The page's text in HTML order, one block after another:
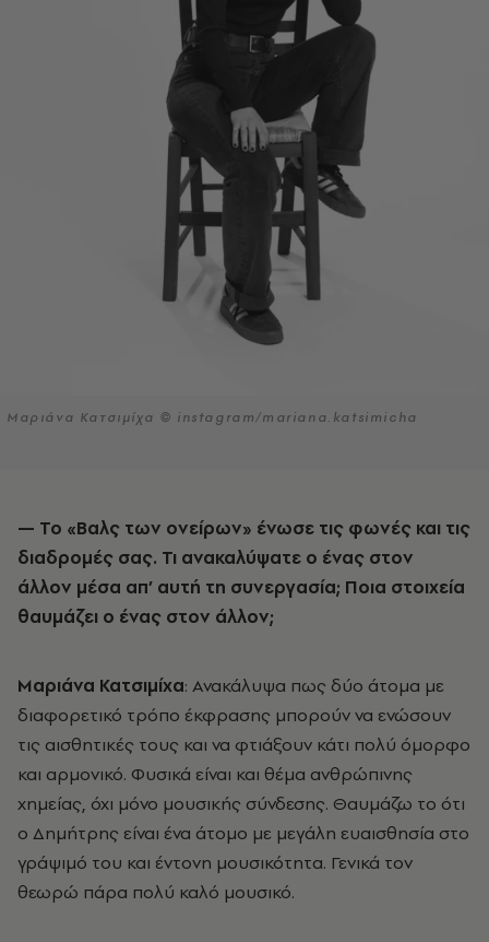
Μαριάνα Κατσιμίχα © instagram/mariana.katsimicha
— Το «Βαλς των ονείρων» ένωσε τις φωνές και τις
διαδρομές σας. Τι ανακαλύψατε ο ένας στον
άλλον μέσα απ’ αυτή τη συνεργασία; Ποια στοιχεία
θαυμάζει ο ένας στον άλλον;
Μαριάνα Κατσιμίχα: Ανακάλυψα πως δύο άτομα με
διαφορετικό τρόπο έκφρασης μπορούν να ενώσουν
τις αισθητικές τους και να φτιάξουν κάτι πολύ όμορφο
και αρμονικό. Φυσικά είναι και θέμα ανθρώπινης
χημείας, όχι μόνο μουσικής σύνδεσης. Θαυμάζω το ότι
ο Δημήτρης είναι ένα άτομο με μεγάλη ευαισθησία στο
γράψιμό του και έντονη μουσικότητα. Γενικά τον
θεωρώ πάρα πολύ καλό μουσικό.